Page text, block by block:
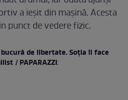
a ieșit din mașină. Acesta
punct de vedere fizic.
bucură de libertate. Soția îi face
/ PAPARAZZI: